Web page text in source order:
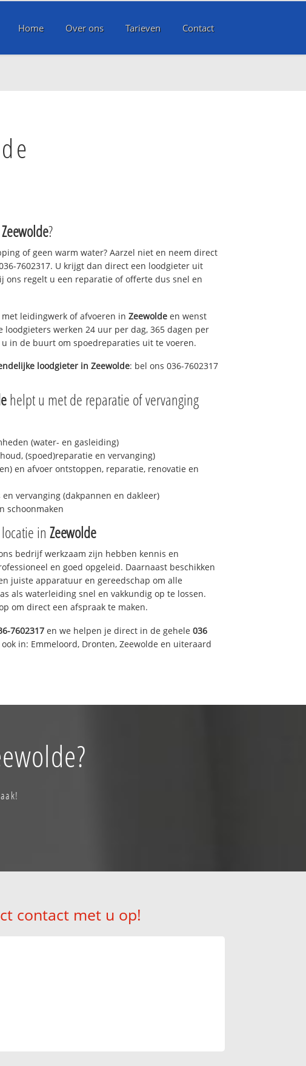
Home Over ons Tarieven Contact
Zeewolde?
of geen warm water? Aarzel niet en neem direct
7602317. U krijgt dan direct een loodgieter uit
ons regelt u een reparatie of offerte dus snel en
leidingwerk of afvoeren in Zeewolde en wenst
loodgieters werken 24 uur per dag, 365 dagen per
in de buurt om spoedreparaties uit te voeren.
loodgieter in Zeewolde: bel ons 036-7602317
helpt u met de reparatie of vervanging
(water- en gasleiding)
(spoed)reparatie en vervanging)
en afvoer ontstoppen, reparatie, renovatie en
en vervanging (dakpannen en dakleer)
schoonmaken
in Zeewolde
bedrijf werkzaam zijn hebben kennis en
en goed opgeleid. Daarnaast beschikken
juiste apparatuur en gereedschap om alle
als waterleiding snel en vakkundig op te lossen.
om direct een afspraak te maken.
7602317 en we helpen je direct in de gehele 036
in: Emmeloord, Dronten, Zeewolde en uiteraard
contact met u op!